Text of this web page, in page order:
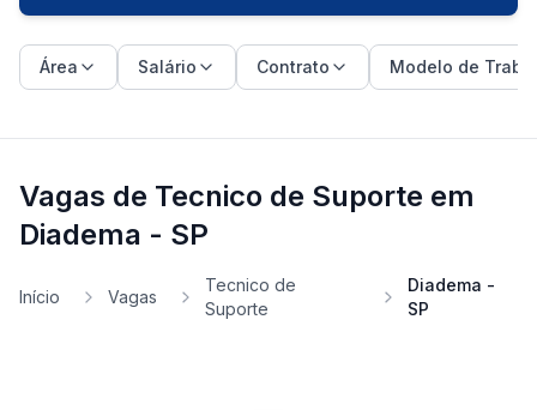
Área Salário Contrato Modelo de
Vagas de Tecnico de Suporte em
Diadema - SP
Início Vagas
Tecnico de
Suporte
Diadema -
SP